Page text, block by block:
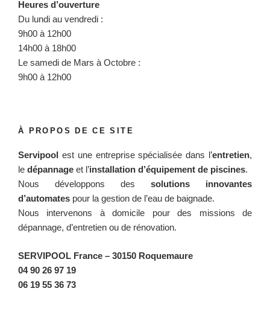
Heures d’ouverture
Du lundi au vendredi :
9h00 à 12h00
14h00 à 18h00
Le samedi de Mars à Octobre :
9h00 à 12h00
À PROPOS DE CE SITE
Servipool est une entreprise spécialisée dans l’entretien,
le dépannage et l’installation d’équipement de piscines.
Nous développons des solutions innovantes
d’automates pour la gestion de l’eau de baignade.
Nous intervenons à domicile pour des missions de
dépannage, d’entretien ou de rénovation.
SERVIPOOL France – 30150 Roquemaure
04 90 26 97 19
06 19 55 36 73